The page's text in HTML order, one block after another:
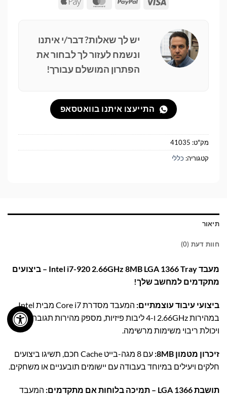
יש לך שאלות? דבר/י איתנו
ונשמח לעזור לך לבחור את
הפתרון המושלם עבורך!
התייעצו איתנו בוואטסאפ
מק"ט: 41035
קטגוריה: כללי
תיאור
חוות דעת (0)
מעבד Intel i7-920 2.66GHz 8MB LGA 1366 Tray – ביצועים
מתקדמים למחשב שלך!
ביצועי עיבוד עוצמתיים:
המעבד מסדרת Core i7 מבית Intel,
במהירות 2.66GHz ו-4 ליבות פיזיות, מספק מהירות תגובה גבוהה
ויכולת ריבוי משימות מרשימה.
זיכרון מטמון 8MB:
עם 8 מגה-בייט Cache חכם, תשיגו ביצועים
חלקים ויעילים במיוחד בעבודה עם יישומים תובעניים או משחקים.
תושבת LGA 1366 – תמיכה בלוחות אם מתקדמים:
המעבד